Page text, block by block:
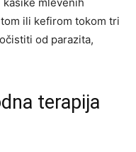
ili kefirom tokom tri
od parazita,
terapija